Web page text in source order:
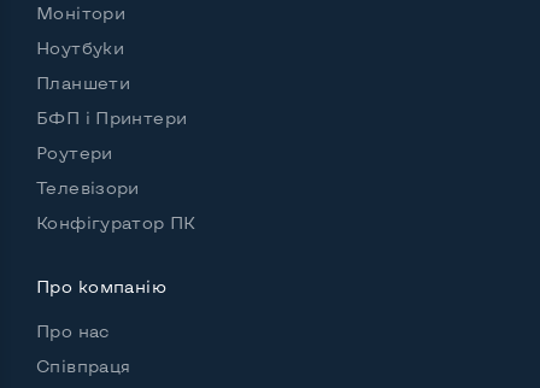
Розмір відеопам'яті, Гб
Матеріал корпусу
Монітори
Ноутбуки
Планшети
БФП і Принтери
Роутери
Телевізори
Конфігуратор ПК
Про компанію
Про нас
Співпраця